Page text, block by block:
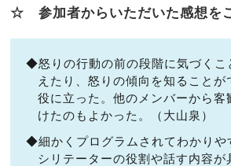
☆ 参加者からいただいた感想を
◆怒りの行動の前の段階に気づくこ
えたり、怒りの傾向を知ることが
役に立った。他のメンバーから客
けたのもよかった。（大山泉）
◆細かくプログラムされてわかりや
シリテーターの役割や話す内容が